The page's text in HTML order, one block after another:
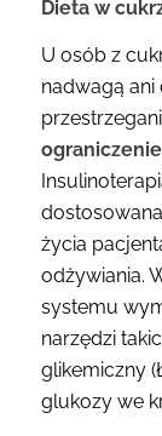
Dieta w
U osób z
nadwagą ani
życia
odżywiania.
systemu
narzędzi
glikemiczny
glukozy we